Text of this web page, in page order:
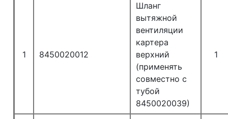
1 8450020012
Шланг
вытяжной
вентиляции
картера
верхний
(применять
совместно с
тубой
8450020039)
1